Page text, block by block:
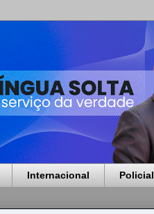
Internacional Policial